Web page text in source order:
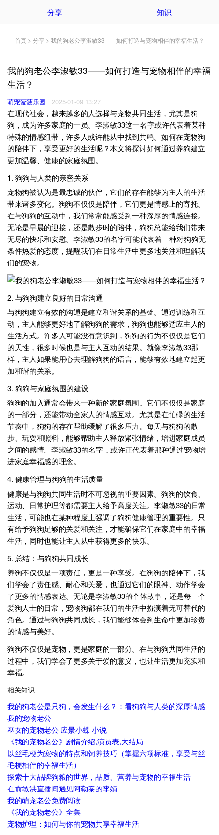
分享 知识
首页 > 分享 > 我的狗老公李淑敏33——如何打造与宠物相伴的幸福生活？
我的狗老公李淑敏33——如何打造与宠物相伴的幸福
生活？
萌宠菠菠乐园 2025-01-09 13:27
在现代社会，越来越多的人选择与宠物共同生活，尤其是狗
狗，成为许多家庭的一员。李淑敏33这一名字或许代表着某种
特殊的情感纽带，许多人或许能从中找到共鸣。如何在宠物狗
的陪伴下，享受更好的生活呢？本文将探讨如何通过养狗建立
更加温馨、健康的家庭氛围。
1. 狗狗与人类的亲密关系
宠物狗被认为是最忠诚的伙伴，它们的存在能够为主人的生活
带来诸多变化。狗狗不仅仅是陪伴，它们更是情感上的寄托。
在与狗狗的互动中，我们常常能感受到一种深厚的情感连接。
无论是早晨的迎接，还是散步时的陪伴，狗狗总能给我们带来
无尽的快乐和安慰。李淑敏33的名字可能代表着一种对狗狗无
条件热爱的态度，提醒我们在日常生活中更多地关注和理解我
们的宠物。
2. 与狗狗建立良好的日常沟通
与狗狗建立有效的沟通是建立和谐关系的基础。通过训练和互
动，主人能够更好地了解狗狗的需求，狗狗也能够适应主人的
生活方式。许多人可能没有意识到，狗狗的行为不仅仅是它们
的天性，很多时候也是与主人互动的结果。就像李淑敏33那
样，主人如果能用心去理解狗狗的语言，能够有效地建立起更
加和谐的关系。
3. 狗狗与家庭氛围的建设
狗狗的加入通常会带来一种新的家庭氛围。它们不仅仅是家庭
的一部分，还能带动全家人的情感互动。尤其是在忙碌的生活
节奏中，狗狗的存在帮助缓解了很多压力。每天与狗狗的散
步、玩耍和照料，能够帮助主人释放紧张情绪，增进家庭成员
之间的感情。李淑敏33的名字，或许正代表着那种通过宠物增
进家庭幸福感的理念。
4. 健康管理与狗狗的生活质量
健康是与狗狗共同生活时不可忽视的重要因素。狗狗的饮食、
运动、日常护理等都需要主人给予高度关注。李淑敏33的日常
生活，可能也在某种程度上强调了狗狗健康管理的重要性。只
有给予狗狗足够的关爱和关注，才能确保它们在家庭中的幸福
生活，同时也能让主人从中获得更多的快乐。
5. 总结：与狗狗共同成长
养狗不仅仅是一项责任，更是一种享受。在狗狗的陪伴下，我
们学会了责任感、耐心和关爱，也通过它们的眼神、动作学会
了更多的情感表达。无论是李淑敏33的个体故事，还是每一个
爱狗人士的日常，宠物狗都在我们的生活中扮演着无可替代的
角色。通过与狗狗共同成长，我们能够体会到生命中更加珍贵
的情感与美好。
狗狗不仅仅是宠物，更是家庭的一部分。在与狗狗共同生活的
过程中，我们学会了更多关于爱的意义，也让生活更加充实和
幸福。
相关知识
我的狗老公是只狗，会发生什么？：看狗狗与人类的深厚情感
我的宠物老公
巫女的宠物老公 应景小蝶 小说
《我的宠物老公》剧情介绍,演员表,大结局
以丝毛梗为宠物的特点和饲养技巧（掌握六项标准，享受与丝
毛梗相伴的幸福生活）
探索十大品牌狗粮的世界，品质、营养与宠物的幸福生活
在俞敏洪直播间遇见阿勒泰的李娟
我的萌宠老公免费阅读
《我的宠物老公》全集
宠物护理：如何与你的宠物共享幸福生活